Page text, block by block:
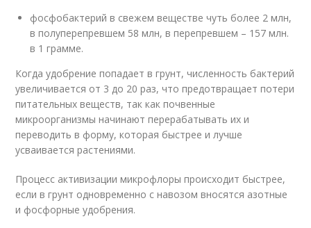
фосфобактерий в свежем веществе чуть более 2 млн,
в полуперепревшем 58 млн, в перепревшем – 157 млн.
в 1 грамме.
Когда удобрение попадает в грунт, численность бактерий
увеличивается от 3 до 20 раз, что предотвращает потери
питательных веществ, так как почвенные
микроорганизмы начинают перерабатывать их и
переводить в форму, которая быстрее и лучше
усваивается растениями.
Процесс активизации микрофлоры происходит быстрее,
если в грунт одновременно с навозом вносятся азотные
и фосфорные удобрения.